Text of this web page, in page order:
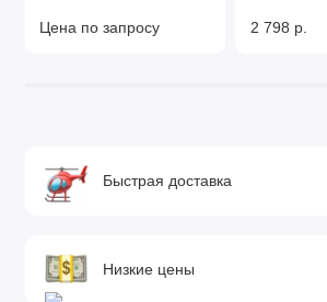
Цена по запросу 2 798 р.
Быстрая доставка
Низкие цены